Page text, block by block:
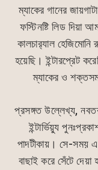
ম্যাকের গানের
ফস্টিনষ্টি লিড দিয়া
কালচার‍্যাল হেজিমোনি
হয়েছি। ইন্টারপ্রেট
ম্যাকের ও
প্রসঙ্গত উল্লেখ্য,
ইন্টার্ভিয়্যু
পাদটীকায়। সে-সময়
বাছাই করে সেঁটে